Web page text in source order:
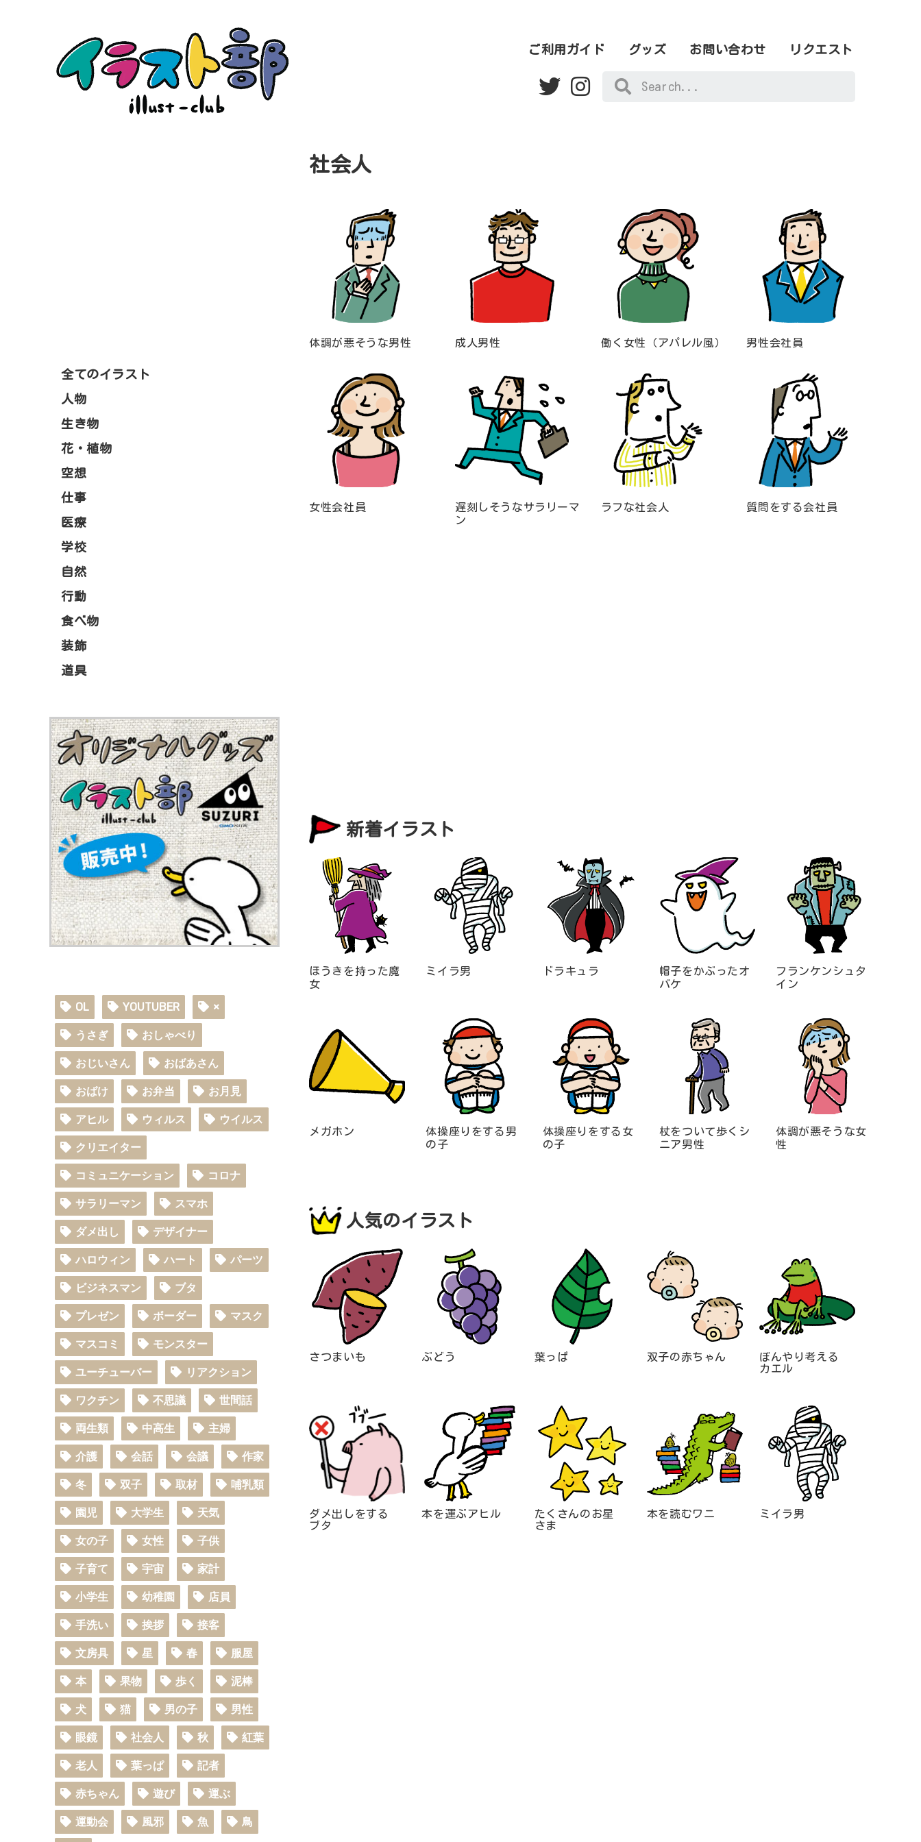
ご利用ガイド グッズ お問い合わせ リクエスト
全てのイラスト
人物
生き物
花・植物
空想
仕事
医療
学校
自然
行動
食べ物
装飾
道具
OL YOUTUBER ×
うさぎ おしゃべり
おじいさん おばあさん
おばけ お弁当 お月見
アヒル ウィルス ウイルス
クリエイター
コミュニケーション コロナ
サラリーマン スマホ
ダメ出し デザイナー
ハロウィン ハート パーツ
ビジネスマン ブタ
プレゼン ボーダー マスク
マスコミ モンスター
ユーチューバー リアクション
ワクチン 不思議 世間話
両生類 中高生 主婦
介護 会話 会議 作家
冬 双子 取材 哺乳類
園児 大学生 天気
女の子 女性 子供
子育て 宇宙 家計
小学生 幼稚園 店員
手洗い 挨拶 接客
文房具 星 春 服屋
本 果物 歩く 泥棒
犬 猫 男の子 男性
眼鏡 社会人 秋 紅葉
老人 葉っぱ 記者
赤ちゃん 遊び 運ぶ
運動会 風邪 魚 鳥
社会人
体調が悪そうな男性 成人男性 働く女性（アパレル風） 男性会社員
女性会社員
遅刻しそうなサラリーマ
ン
ラフな社会人 質問をする会社員
新着イラスト
ほうきを持った魔
女
ミイラ男 ドラキュラ
帽子をかぶったオ
バケ
フランケンシュタ
イン
メガホン
体操座りをする男
の子
体操座りをする女
の子
杖をついて歩くシ
ニア男性
体調が悪そうな女
性
人気のイラスト
さつまいも ぶどう 葉っぱ 双子の赤ちゃん
ぼんやり考える
カエル
ダメ出しをする
ブタ
本を運ぶアヒル
たくさんのお星
さま
本を読むワニ ミイラ男